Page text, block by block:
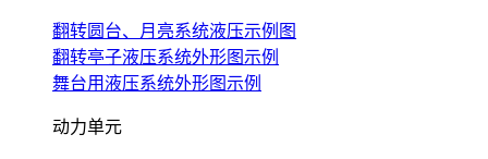
翻转圆台、月亮系统液压示例图
翻转亭子液压系统外形图示例
舞台用液压系统外形图示例
动力单元